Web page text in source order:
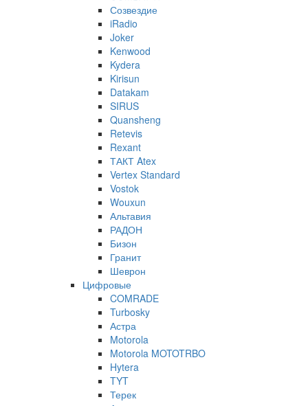
Созвездие
iRadio
Joker
Kenwood
Kydera
Kirisun
Datakam
SIRUS
Quansheng
Retevis
Rexant
ТАКТ Atex
Vertex Standard
Vostok
Wouxun
Альтавия
РАДОН
Бизон
Гранит
Шеврон
Цифровые
COMRADE
Turbosky
Астра
Motorola
Motorola MOTOTRBO
Hytera
TYT
Терек